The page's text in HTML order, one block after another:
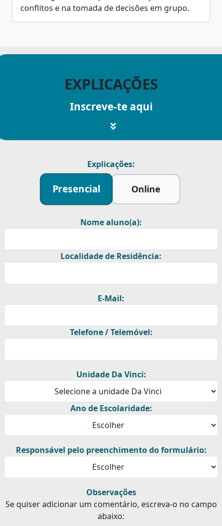
conflitos e na tomada de decisões em grupo.
EXPLICAÇÕES
Inscreve-te aqui
Explicações:
Presencial Online
Nome aluno(a):
Localidade de Residência:
E-Mail:
Telefone / Telemóvel:
Unidade Da Vinci:
Ano de Escolaridade:
Responsável pelo preenchimento do formulário:
Observações
Se quiser adicionar um comentário, escreva-o no campo
abaixo: